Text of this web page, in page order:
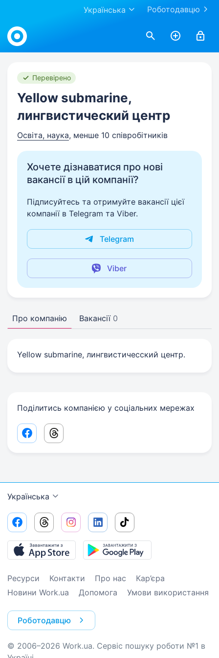
Роботодавцю
Українська
Work.ua
Перевірено
Yellow submarine,
лингвистический центр
Освіта, наука, менше 10 співробітників
Хочете дізнаватися про нові
вакансії в цій компанії?
Підписуйтесь та отримуйте вакансії цієї
компанії в Telegram та Viber.
Telegram
Viber
Про компанію Вакансії 0
Yellow submarine, лингвистичесский центр.
Поділитись компанією у соціальних мережах
Facebook share link
Threads share link
Українська
Ресурси Контакти Про нас
Кар’єра
Новини Work.ua
Допомога Умови використання
Роботодавцю
© 2006–2026 Work.ua. Сервіс пошуку роботи №1 в